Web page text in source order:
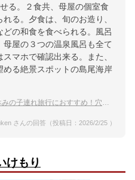
る。２食共、母屋の個室食
る。夕食は、旬のお造り、
の和食を食べられる。風呂
屋の３つの温泉風呂も全て
マホで確認出来る。また、
る絶景スポットの島尾海岸
の子連れ旅行におすすめ！穴場な宿は？
さんの回答（投稿日：2026/2/25 ）
もり